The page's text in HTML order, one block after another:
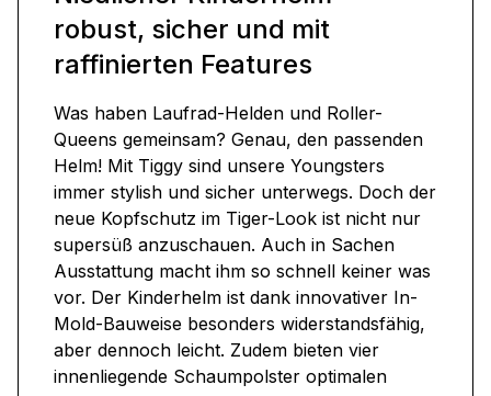
robust, sicher und mit
raffinierten Features
Was haben Laufrad-Helden und Roller-
Queens gemeinsam? Genau, den passenden
Helm! Mit Tiggy sind unsere Youngsters
immer stylish und sicher unterwegs. Doch der
neue Kopfschutz im Tiger-Look ist nicht nur
supersüß anzuschauen. Auch in Sachen
Ausstattung macht ihm so schnell keiner was
vor. Der Kinderhelm ist dank innovativer In-
Mold-Bauweise besonders widerstandsfähig,
aber dennoch leicht. Zudem bieten vier
innenliegende Schaumpolster optimalen